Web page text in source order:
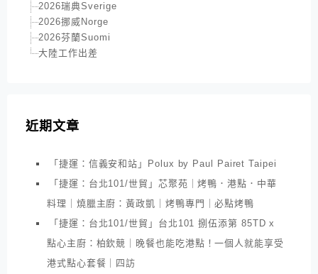
2026瑞典Sverige
2026挪威Norge
2026芬蘭Suomi
大陸工作出差
近期文章
「捷運：信義安和站」Polux by Paul Pairet Taipei
「捷運：台北101/世貿」芯聚苑｜烤鴨．港點．中華
料理｜燒臘主廚：黃政凱｜烤鴨專門｜必點烤鴨
「捷運：台北101/世貿」台北101 捌伍添第 85TD x
點心主廚：柏欽競｜晚餐也能吃港點！一個人就能享受
港式點心套餐｜四訪